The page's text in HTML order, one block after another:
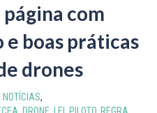
com
boas práticas
drones
NOTÍCIAS,